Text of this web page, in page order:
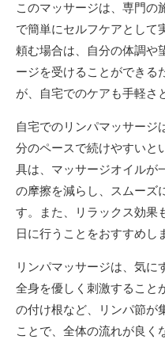
このマッサージは、専門の
で簡単にセルフケアとして
頼む場合は、自分の体調や
ージを受けることができる
が、自宅でのケアも手軽さ
自宅でのリンパマッサージ
分のペースで続けやすいと
具は、マッサージオイルが
の摩擦を減らし、スムーズ
す。また、リラックス効果
日に行うことをおすすめし
リンパマッサージは、気に
全身を優しく刺激すること
の付け根など、リンパ節が
ことで、全体の流れが良く